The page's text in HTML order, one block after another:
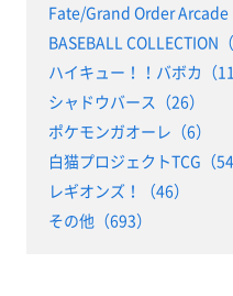
Fate/Grand Order Arcade
BASEBALL COLLECTION（
ハイキュー！！バボカ（11
シャドウバース（26）
ポケモンガオーレ（6）
白猫プロジェクトTCG（54
レギオンズ！（46）
その他（693）